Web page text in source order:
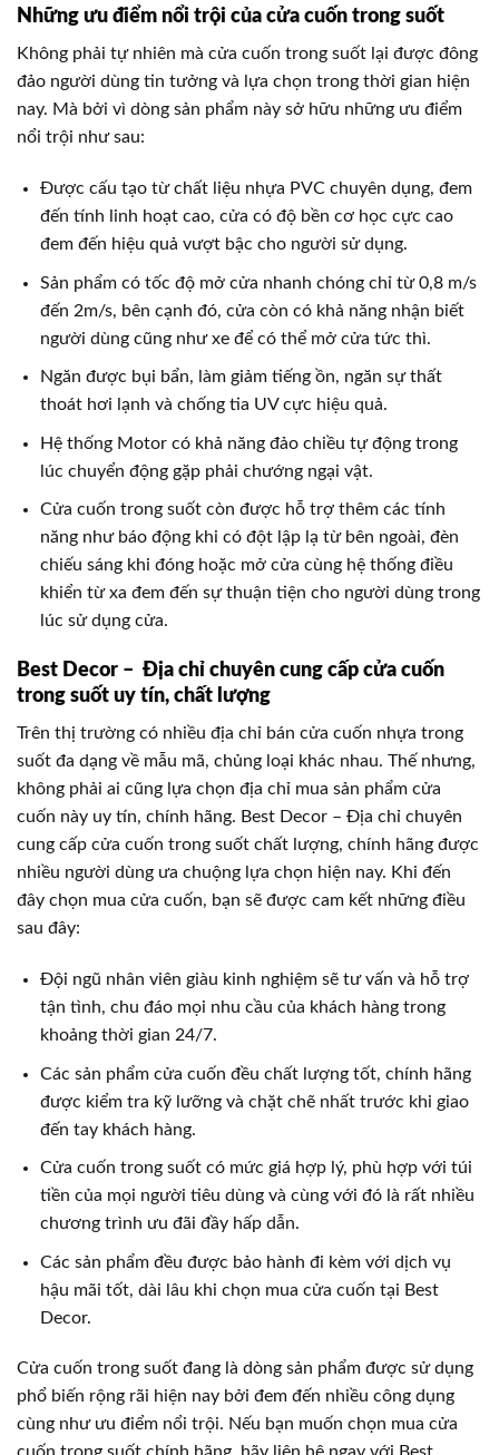
Những ưu điểm nổi trội của cửa cuốn trong suốt
Không phải tự nhiên mà cửa cuốn trong suốt lại được đông
đảo người dùng tin tưởng và lựa chọn trong thời gian hiện
nay. Mà bởi vì dòng sản phẩm này sở hữu những ưu điểm
nổi trội như sau:
Được cấu tạo từ chất liệu nhựa PVC chuyên dụng, đem
đến tính linh hoạt cao, cửa có độ bền cơ học cực cao
đem đến hiệu quả vượt bậc cho người sử dụng.
Sản phẩm có tốc độ mở cửa nhanh chóng chỉ từ 0,8 m/s
đến 2m/s, bên cạnh đó, cửa còn có khả năng nhận biết
người dùng cũng như xe để có thể mở cửa tức thì.
Ngăn được bụi bẩn, làm giảm tiếng ồn, ngăn sự thất
thoát hơi lạnh và chống tia UV cực hiệu quả.
Hệ thống Motor có khả năng đảo chiều tự động trong
lúc chuyển động gặp phải chướng ngại vật.
Cửa cuốn trong suốt còn được hỗ trợ thêm các tính
năng như báo động khi có đột lập lạ từ bên ngoài, đèn
chiếu sáng khi đóng hoặc mở cửa cùng hệ thống điều
khiển từ xa đem đến sự thuận tiện cho người dùng trong
lúc sử dụng cửa.
Best Decor – Địa chỉ chuyên cung cấp cửa cuốn
trong suốt uy tín, chất lượng
Trên thị trường có nhiều địa chỉ bán cửa cuốn nhựa trong
suốt đa dạng về mẫu mã, chủng loại khác nhau. Thế nhưng,
không phải ai cũng lựa chọn địa chỉ mua sản phẩm cửa
cuốn này uy tín, chính hãng. Best Decor – Địa chỉ chuyên
cung cấp cửa cuốn trong suốt chất lượng, chính hãng được
nhiều người dùng ưa chuộng lựa chọn hiện nay. Khi đến
đây chọn mua cửa cuốn, bạn sẽ được cam kết những điều
sau đây:
Đội ngũ nhân viên giàu kinh nghiệm sẽ tư vấn và hỗ trợ
tận tình, chu đáo mọi nhu cầu của khách hàng trong
khoảng thời gian 24/7.
Các sản phẩm cửa cuốn đều chất lượng tốt, chính hãng
được kiểm tra kỹ lưỡng và chặt chẽ nhất trước khi giao
đến tay khách hàng.
Cửa cuốn trong suốt có mức giá hợp lý, phù hợp với túi
tiền của mọi người tiêu dùng và cùng với đó là rất nhiều
chương trình ưu đãi đầy hấp dẫn.
Các sản phẩm đều được bảo hành đi kèm với dịch vụ
hậu mãi tốt, dài lâu khi chọn mua cửa cuốn tại Best
Decor.
Cửa cuốn trong suốt đang là dòng sản phẩm được sử dụng
phổ biến rộng rãi hiện nay bởi đem đến nhiều công dụng
cùng như ưu điểm nổi trội. Nếu bạn muốn chọn mua cửa